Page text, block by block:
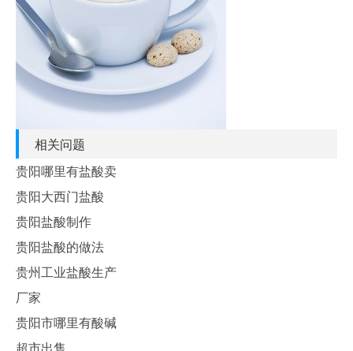
相关问题
贵阳哪里有盐酸卖
贵阳大西门盐酸
贵阳盐酸制作
贵阳盐酸的做法
贵州工业盐酸生产
厂家
贵阳市哪里有酸碱